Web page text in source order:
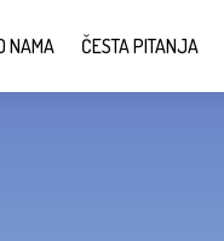
NAMA ČESTA PITANJA